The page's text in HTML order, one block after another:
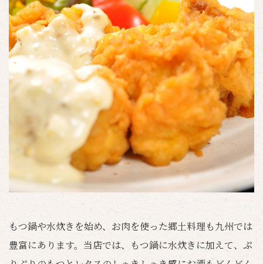
もつ鍋や水炊きを始め、お肉を使った郷土料理も九州では
豊富にあります。当店では、もつ鍋に水炊きに加えて、ぷ